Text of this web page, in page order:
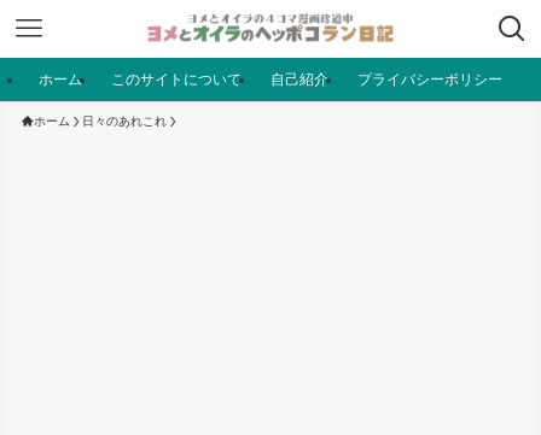
ホーム このサイトについて 自己紹介 プライバシーポリシー
ホーム 日々のあれこれ